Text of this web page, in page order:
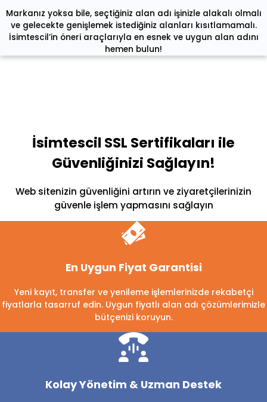
Markanız yoksa bile, seçtiğiniz alan adı işinizle alakalı olmalı
ve gelecekte genişlemek istediğiniz alanları kısıtlamamalı.
İsimtescil’in öneri araçlarıyla en esnek ve uygun alan adını
hemen bulun!
İsimtescil SSL Sertifikaları ile
Güvenliğinizi Sağlayın!
Web sitenizin güvenliğini artırın ve ziyaretçilerinizin
güvenle işlem yapmasını sağlayın
En Uygun Fiyat Garantisi
Yeni kayıt, transfer ve yenileme işlemlerinizde rekabetçi
fiyatlarla tasarruf edin. Uygun fiyatlı alan adı çözümlerimizle
bütçenizi koruyun.
Kolay Yönetim & Uzman Destek